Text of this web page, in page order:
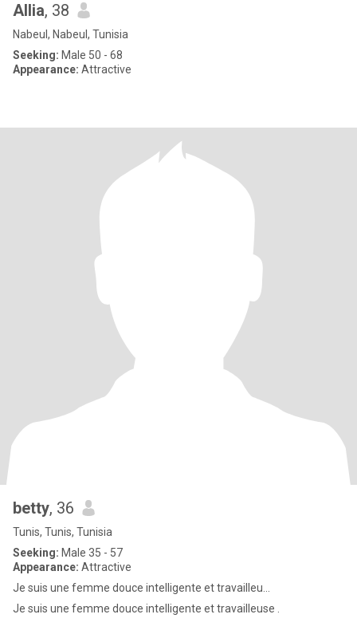
Allia, 38
Nabeul, Nabeul, Tunisia
Seeking: Male 50 - 68
Appearance: Attractive
betty, 36
Tunis, Tunis, Tunisia
Seeking: Male 35 - 57
Appearance: Attractive
Je suis une femme douce intelligente et travailleu...
Je suis une femme douce intelligente et travailleuse .